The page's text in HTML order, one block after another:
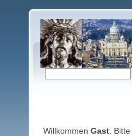
Willkommen Gast . Bitte